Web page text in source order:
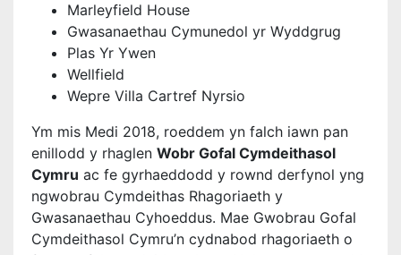
Marleyfield House
Gwasanaethau Cymunedol yr Wyddgrug
Plas Yr Ywen
Wellfield
Wepre Villa Cartref Nyrsio
Ym mis Medi 2018, roeddem yn falch iawn pan
enillodd y rhaglen Wobr Gofal Cymdeithasol
Cymru ac fe gyrhaeddodd y rownd derfynol yng
ngwobrau Cymdeithas Rhagoriaeth y
Gwasanaethau Cyhoeddus. Mae Gwobrau Gofal
Cymdeithasol Cymru’n cydnabod rhagoriaeth o